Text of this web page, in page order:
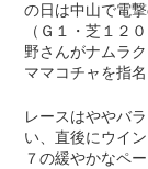
の日は中山で電
（Ｇ１・芝１２
野さんがナムラ
ママコチャを指名
レースはややバ
い、直後にウイ
７の緩やかなペ